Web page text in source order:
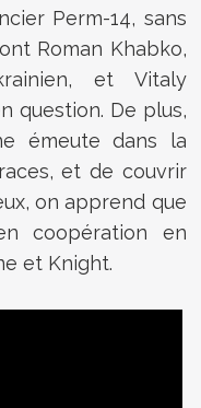
Perm-14, sans
Roman Khabko,
et Vitaly
question. De plus,
émeute dans la
et de couvrir
on apprend que
coopération en
et Knight.